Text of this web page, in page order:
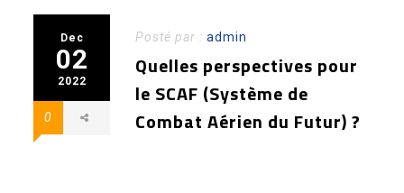
Dec
02
2022
0
Posté par :admin
Quelles perspectives pour
le SCAF (Système de
Combat Aérien du Futur) ?